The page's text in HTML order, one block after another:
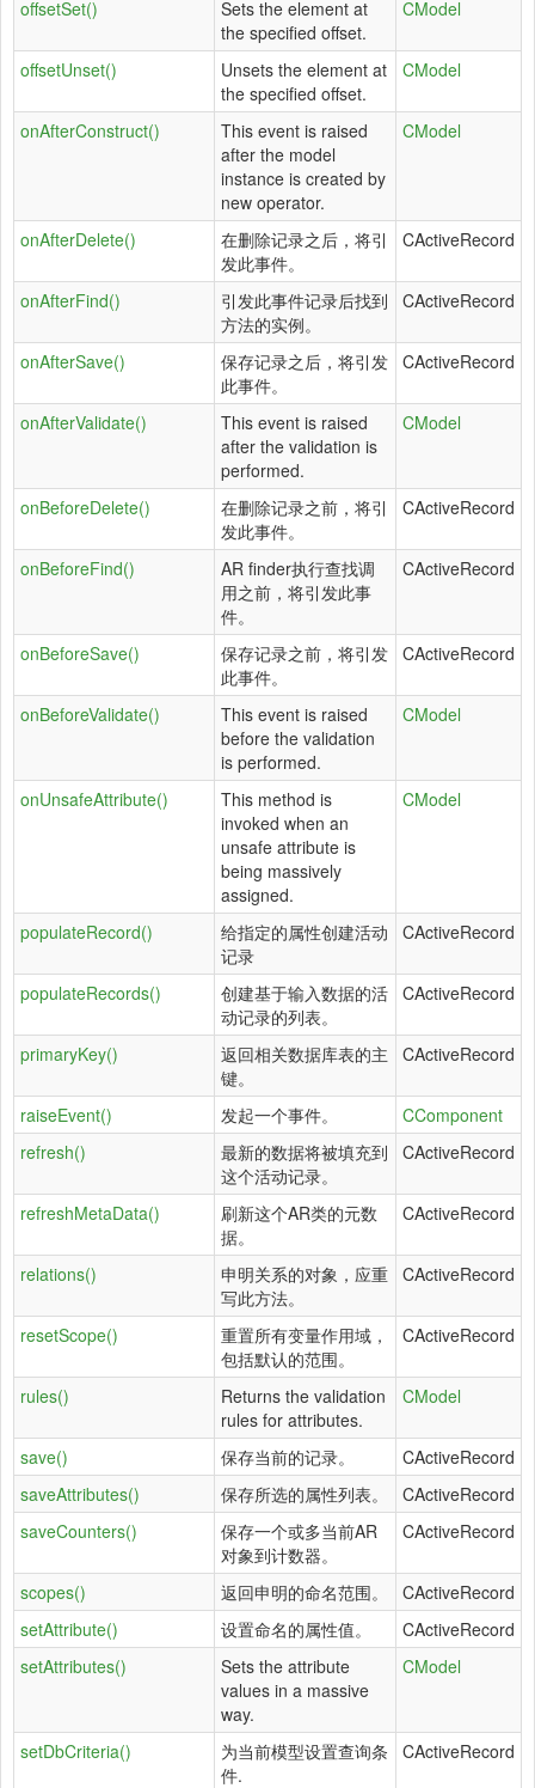
offsetSet()
Sets the element at
the specified offset.
CModel
offsetUnset()
Unsets the element at
the specified offset.
CModel
onAfterConstruct()
This event is raised
after the model
instance is created by
new operator.
CModel
onAfterDelete()
在删除记录之后，将引
发此事件。
CActiveRecord
onAfterFind()
引发此事件记录后找到
方法的实例。
CActiveRecord
onAfterSave()
保存记录之后，将引发
此事件。
CActiveRecord
onAfterValidate()
This event is raised
after the validation is
performed.
CModel
onBeforeDelete()
在删除记录之前，将引
发此事件。
CActiveRecord
onBeforeFind()
AR finder执行查找调
用之前，将引发此事
件。
CActiveRecord
onBeforeSave()
保存记录之前，将引发
此事件。
CActiveRecord
onBeforeValidate()
This event is raised
before the validation
is performed.
CModel
onUnsafeAttribute()
This method is
invoked when an
unsafe attribute is
being massively
assigned.
CModel
populateRecord()
给指定的属性创建活动
记录
CActiveRecord
populateRecords()
创建基于输入数据的活
动记录的列表。
CActiveRecord
primaryKey()
返回相关数据库表的主
键。
CActiveRecord
raiseEvent() 发起一个事件。
CComponent
refresh()
最新的数据将被填充到
这个活动记录。
CActiveRecord
refreshMetaData()
刷新这个AR类的元数
据。
CActiveRecord
relations()
申明关系的对象，应重
写此方法。
CActiveRecord
resetScope()
重置所有变量作用域，
包括默认的范围。
CActiveRecord
rules()
Returns the validation
rules for attributes.
CModel
save() 保存当前的记录。
CActiveRecord
saveAttributes()
保存所选的属性列表。
CActiveRecord
saveCounters()
保存一个或多当前AR
对象到计数器。
CActiveRecord
scopes() 返回申明的命名范围。
CActiveRecord
setAttribute()
设置命名的属性值。
CActiveRecord
setAttributes()
Sets the attribute
values in a massive
way.
CModel
setDbCriteria()
为当前模型设置查询条
件.
CActiveRecord